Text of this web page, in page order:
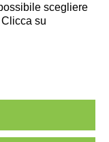
scegliere
su